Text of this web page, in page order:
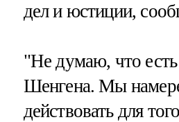
дел и юстиции,
"Не думаю, что есть
Шенгена. Мы
действовать для